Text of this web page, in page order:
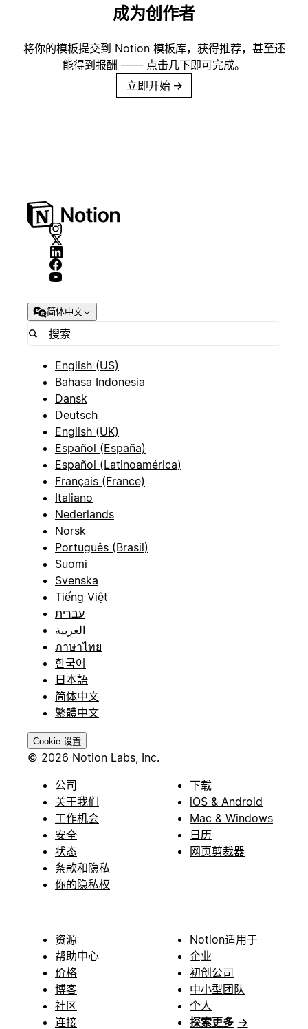
成为创作者
将你的模板提交到 Notion 模板库，获得推荐，甚至还
能得到报酬 —— 点击几下即可完成。
立即开始 →
简体中文
English (US)
Bahasa Indonesia
Dansk
Deutsch
English (UK)
Español (España)
Español (Latinoamérica)
Français (France)
Italiano
Nederlands
Norsk
Português (Brasil)
Suomi
Svenska
Tiếng Việt
עברית
العربية
ภาษาไทย
한국어
日本語
简体中文
繁體中文
Cookie 设置
© 2026 Notion Labs, Inc.
公司
关于我们
工作机会
安全
状态
条款和隐私
你的隐私权
下载
iOS & Android
Mac & Windows
日历
网页剪裁器
资源
帮助中心
价格
博客
社区
连接
Notion适用于
企业
初创公司
中小型团队
个人
探索更多 →